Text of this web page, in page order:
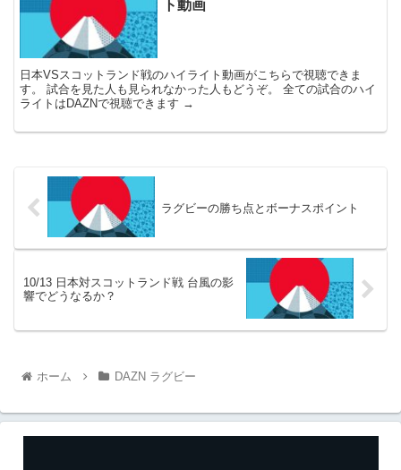
ト動画
日本VSスコットランド戦のハイライト動画がこちらで視聴できま
す。 試合を見た人も見られなかった人もどうぞ。 全ての試合のハイ
ライトはDAZNで視聴できます →
ラグビーの勝ち点とボーナスポイント
10/13 日本対スコットランド戦 台風の影
響でどうなるか？
ホーム DAZN ラグビー